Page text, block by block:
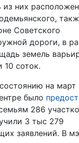
из них
Советского
дороги, в
земель
10 соток.
на март
было
286
3 тыс 279
заявлений. В